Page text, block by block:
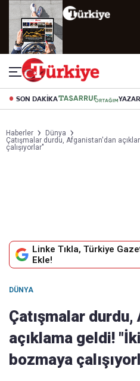
SON DAKİKA
Haberler
Dünya
Çatışmalar durdu, Afganistan'dan
çalışıyorlar"
Linke Tıkla, Türkiye
Ekle!
DÜNYA
Çatışmalar
açıklama geldi!
bozmaya